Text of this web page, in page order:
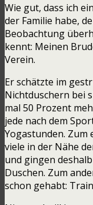
Wie gut, dass ich
der Familie habe,
Beobachtung
kennt: Meinen
Verein.
Er schätzte im
Nichtduschern bei
mal 50 Prozent
jede nach dem
Yogastunden.
viele in der Nähe
und gingen
Duschen. Zum
schon gehabt: